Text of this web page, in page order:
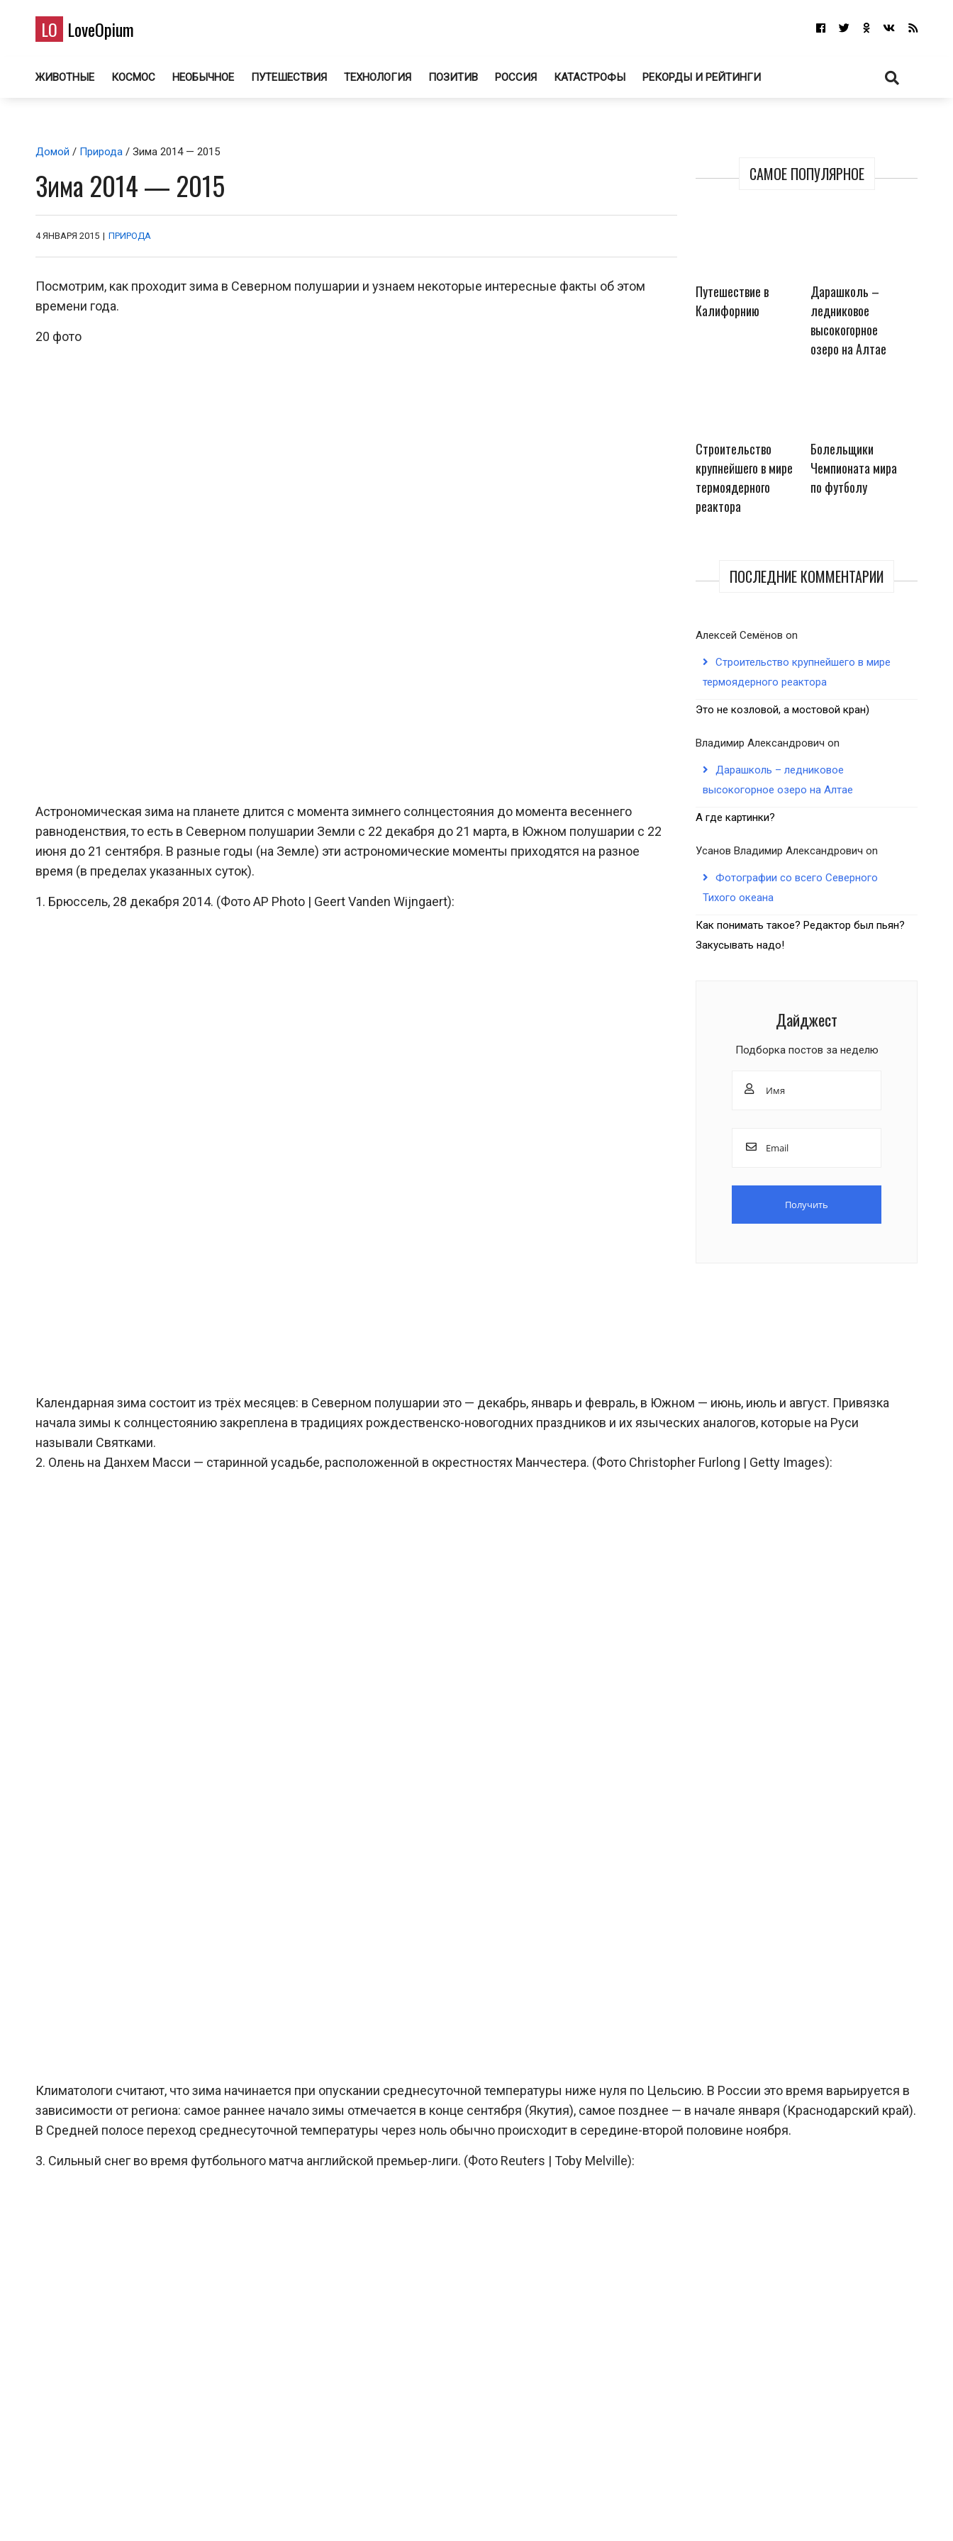
LO LoveOpium
ЖИВОТНЫЕ КОСМОС НЕОБЫЧНОЕ ПУТЕШЕСТВИЯ ТЕХНОЛОГИЯ ПОЗИТИВ РОССИЯ КАТАСТРОФЫ РЕКОРДЫ И РЕЙТИНГИ
САМОЕ ПОПУЛЯРНОЕ
Путешествие в
Калифорнию
Дарашколь –
ледниковое
высокогорное
озеро на Алтае
Строительство
крупнейшего в мире
термоядерного
реактора
Болельщики
Чемпионата мира
по футболу
ПОСЛЕДНИЕ КОММЕНТАРИИ
Алексей Семёнов on
Строительство крупнейшего в мире
термоядерного реактора
Это не козловой, а мостовой кран)
Владимир Александрович on
Дарашколь – ледниковое
высокогорное озеро на Алтае
А где картинки?
Усанов Владимир Александрович on
Фотографии со всего Северного
Тихого океана
Как понимать такое? Редактор был пьян?
Закусывать надо!
Дайджест
Подборка постов за неделю
Домой / Природа / Зима 2014 — 2015
Зима 2014 — 2015
4 ЯНВАРЯ 2015 | ПРИРОДА
Посмотрим, как проходит зима в Северном полушарии и узнаем некоторые интересные факты об этом
времени года.
20 фото
Астрономическая зима на планете длится с момента зимнего солнцестояния до момента весеннего
равноденствия, то есть в Северном полушарии Земли с 22 декабря до 21 марта, в Южном полушарии с 22
июня до 21 сентября. В разные годы (на Земле) эти астрономические моменты приходятся на разное
время (в пределах указанных суток).
1. Брюссель, 28 декабря 2014. (Фото AP Photo | Geert Vanden Wijngaert):
Календарная зима состоит из трёх месяцев: в Северном полушарии это — декабрь, январь и февраль, в Южном — июнь, июль и август. Привязка
начала зимы к солнцестоянию закреплена в традициях рождественско-новогодних праздников и их языческих аналогов, которые на Руси
называли Святками.
2. Олень на Данхем Масси — старинной усадьбе, расположенной в окрестностях Манчестера. (Фото Christopher Furlong | Getty Images):
Климатологи считают, что зима начинается при опускании среднесуточной температуры ниже нуля по Цельсию. В России это время варьируется в
зависимости от региона: самое раннее начало зимы отмечается в конце сентября (Якутия), самое позднее — в начале января (Краснодарский край).
В Средней полосе переход среднесуточной температуры через ноль обычно происходит в середине-второй половине ноября.
3. Сильный снег во время футбольного матча английской премьер-лиги. (Фото Reuters | Toby Melville):